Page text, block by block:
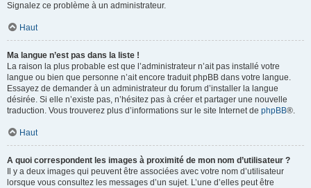
Signalez ce problème à un administrateur.
Haut
Ma langue n’est pas dans la liste !
La raison la plus probable est que l’administrateur n’ait pas installé votre
langue ou bien que personne n’ait encore traduit phpBB dans votre langue.
Essayez de demander à un administrateur du forum d’installer la langue
désirée. Si elle n’existe pas, n’hésitez pas à créer et partager une nouvelle
traduction. Vous trouverez plus d’informations sur le site Internet de phpBB®.
Haut
A quoi correspondent les images à proximité de mon nom d’utilisateur ?
Il y a deux images qui peuvent être associées avec votre nom d’utilisateur
lorsque vous consultez les messages d’un sujet. L’une d’elles peut être